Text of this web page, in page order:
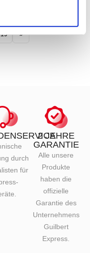
19 »
durch
für
2 JAHRE
GARANTIE
Alle unsere
Produkte
haben die
offizielle
Garantie des
Unternehmens
Guilbert
Express.